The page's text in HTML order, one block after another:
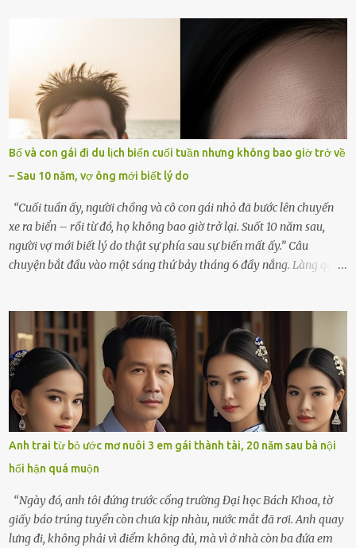
rơi vào khoảng trống vô tận, chẳng còn muốn làm gì ngoài việc
ngồi lặng lẽ nhớ về cô ấy. Nhưng cuộc sống không cho phép tôi mãi
chìm đắm trong đau khổ. Họ hàng, bạn bè và những người thân
thiết đã đến bên, giúp tôi tổ chức tang lễ chu toàn. Và hôm nay là
ngày giỗ đầu tiên của vợ, 49 ngày sau khi cô ấy rời xa tôi mãi
mãi.Buổi sáng hôm đó, sau khi cúng cơm xong, tôi quyết định lên
sắp xếp lại bàn thờ vợ. Mọi thứ vẫn như mọi ngày, nhưng có điều gì
đó kỳ lạ mà tôi không thể giải thích được. Trong khoảnh khắc tôi
cúi xuống lau chùi bát hương, một luồng gió lạ thoáng qua, khiến
tôi giật mình. Và rồi, một chuyện kinh...
Bố và con gái đi du lịch biển cuối tuần nhưng không bao giờ trở về
– Sau 10 năm, vợ ông mới biết lý do
“Cuối tuần ấy, người chồng và cô con gái nhỏ đã bước lên chuyến
xe ra biển – rồi từ đó, họ không bao giờ trở lại. Suốt 10 năm sau,
người vợ mới biết lý do thật sự phía sau sự biến mất ấy.” Câu
chuyện bắt đầu vào một sáng thứ bảy tháng 6 đầy nắng. Làng quê
không kém. Ông Minh, vốn là một người đàn ông điềm đạm, ít nói,
hôm ấy lại đặc biệt vui vẻ. Ông chuẩn bị hành lý cho chuyến đi biển
cùng cô con gái 8 tuổi tên Thảo. “Em ở nhà nghỉ ngơi nhé, anh đưa
con đi biển hai ngày, để nó được ngắm sóng, nghịch cát. Về chắc nó
sẽ kể cho em nghe cả tuần không hết chuyện.” – Ông Minh cười
hiền, vuốt tóc vợ. Bà Hạnh nhìn chồng và con gái ríu rít chuẩn bị mà
lòng cũng rộn ràng. Bà vốn ít có dịp đi xa vì còn bận buôn bán ở chợ,
nên lần này cũng đành ở nhà. Thảo ôm chầm lấy mẹ trước khi đi:
“Con sẽ nhặt thật nhiều vỏ sò cho mẹ nhé!” Chiếc xe khách lăn
bánh rời khỏi bến...
Anh trai từ bỏ ước mơ nuôi 3 em gái thành tài, 20 năm sau bà nội
hối hận quá muộn
“Ngày đó, anh tôi đứng trước cổng trường Đại học Bách Khoa, tờ
giấy báo trúng tuyển còn chưa kịp nhàu, nước mắt đã rơi. Anh quay
lưng đi, không phải vì điểm không đủ, mà vì ở nhà còn ba đứa em